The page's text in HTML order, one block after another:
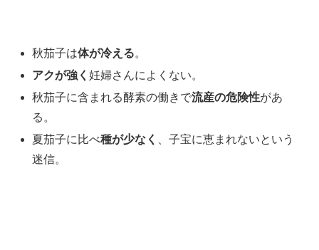
秋茄子は体が冷える。
アクが強く妊婦さんによくない。
秋茄子に含まれる酵素の働きで流産の危険性があ
る。
夏茄子に比べ種が少なく
、子宝に恵まれないという
迷信。